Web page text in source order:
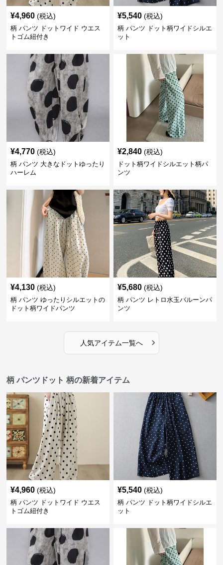
¥4,960 (税込)
柄 パンツ ドットワイド ウエス
トゴム紐付き
¥5,540 (税込)
柄 パンツ ドット柄ワイドシルエ
ット
¥4,770 (税込)
柄 パンツ 大きなドットゆったり
ハーレム
¥2,840 (税込)
ドット柄ワイドシルエット柄パ
ンツ
¥4,130 (税込)
柄 パンツ ゆったりシルエットの
ドット柄ワイドパンツ
¥5,680 (税込)
柄 パンツ レトロ水玉バルーンパ
ンツ
人気アイテム一覧へ ›
柄 パンツドット 柄の新着アイテム
¥4,960 (税込)
柄 パンツ ドットワイド ウエス
トゴム紐付き
¥5,540 (税込)
柄 パンツ ドット柄ワイドシルエ
ット